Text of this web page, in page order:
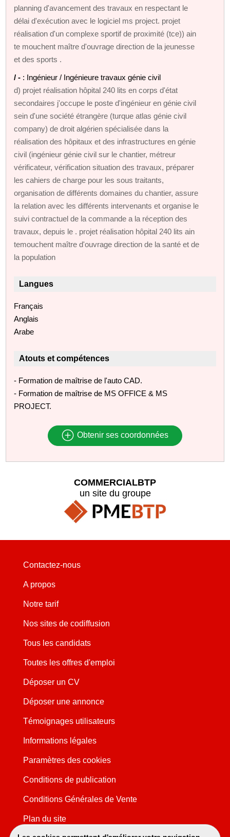
planning d'avancement des travaux en respectant le
délai d'exécution avec le logiciel ms project. projet
réalisation d'un complexe sportif de proximité (tce)) ain
te mouchent maître d'ouvrage direction de la jeunesse
et des sports .
/ - : Ingénieur / Ingénieure travaux génie civil
d) projet réalisation hôpital 240 lits en corps d'état
secondaires j'occupe le poste d'ingénieur en génie civil
sein d'une société étrangère (turque atlas génie civil
company) de droit algérien spécialisée dans la
réalisation des hôpitaux et des infrastructures en génie
civil (ingénieur génie civil sur le chantier, métreur
vérificateur, vérification situation des travaux, préparer
les cahiers de charge pour les sous traitants,
organisation de différents domaines du chantier, assure
la relation avec les différents intervenants et organise le
suivi contractuel de la commande a la réception des
travaux, depuis le . projet réalisation hôpital 240 lits ain
temouchent maître d'ouvrage direction de la santé et de
la population
Langues
Français
Anglais
Arabe
Atouts et compétences
- Formation de maîtrise de l'auto CAD.
- Formation de maîtrise de MS OFFICE & MS
PROJECT.
Obtenir ses coordonnées
COMMERCIALBTP
un site du groupe
Contactez-nous
A propos
Notre tarif
Nos sites de codiffusion
Tous les candidats
Toutes les offres d'emploi
Déposer un CV
Déposer une annonce
Témoignages utilisateurs
Informations légales
Paramètres des cookies
Conditions de publication
Conditions Générales de Vente
Plan du site